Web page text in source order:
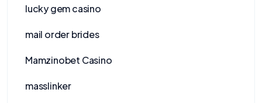
lucky gem casino
mail order brides
Mamzinobet Casino
masslinker